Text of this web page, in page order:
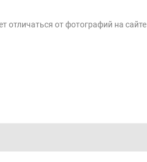
отличаться от фотографий на сайте